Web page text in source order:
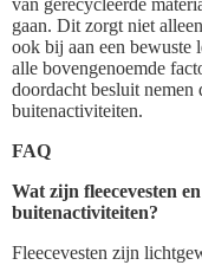
van gerecycleerde
gaan. Dit zorgt niet
ook bij aan een bewuste
alle bovengenoemde
doordacht besluit nemen
buitenactiviteiten.
FAQ
Wat zijn fleecevesten
buitenactiviteiten?
Fleecevesten zijn